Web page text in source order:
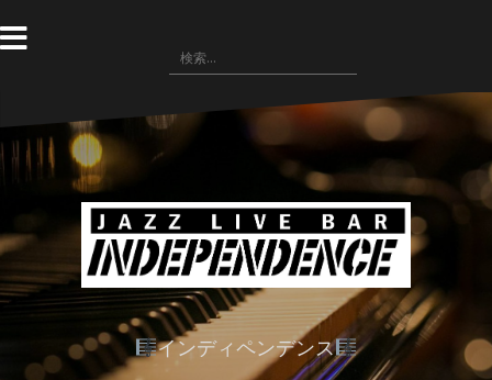
ン
テ
へ
ス
検
索:
インディペンデンス